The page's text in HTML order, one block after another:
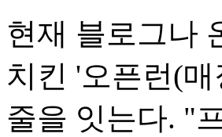
현재 블로그나
치킨 '오픈런(
줄을 잇는다. "